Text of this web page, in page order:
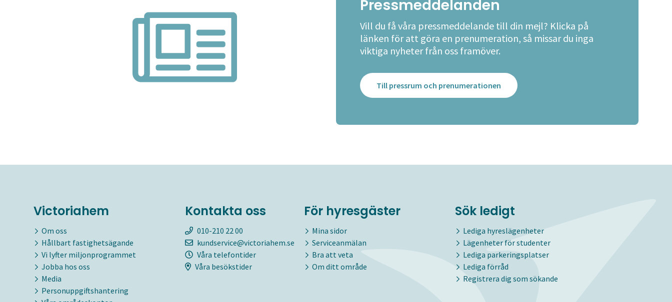
Pressmeddelanden
Vill du få våra pressmeddelande till din mejl? Klicka på
länken för att göra en prenumeration, så missar du inga
viktiga nyheter från oss framöver.
Till pressrum och prenumerationen
Victoriahem
Om oss
Hållbart fastighetsägande
Vi lyfter miljonprogrammet
Jobba hos oss
Media
Personuppgiftshantering
Kontakta oss
010-210 22 00
kundservice@victoriahem.se
Våra telefontider
Våra besökstider
För hyresgäster
Mina sidor
Serviceanmälan
Bra att veta
Om ditt område
Sök ledigt
Lediga hyreslägenheter
Lägenheter för studenter
Lediga parkeringsplatser
Lediga förråd
Registrera dig som sökande